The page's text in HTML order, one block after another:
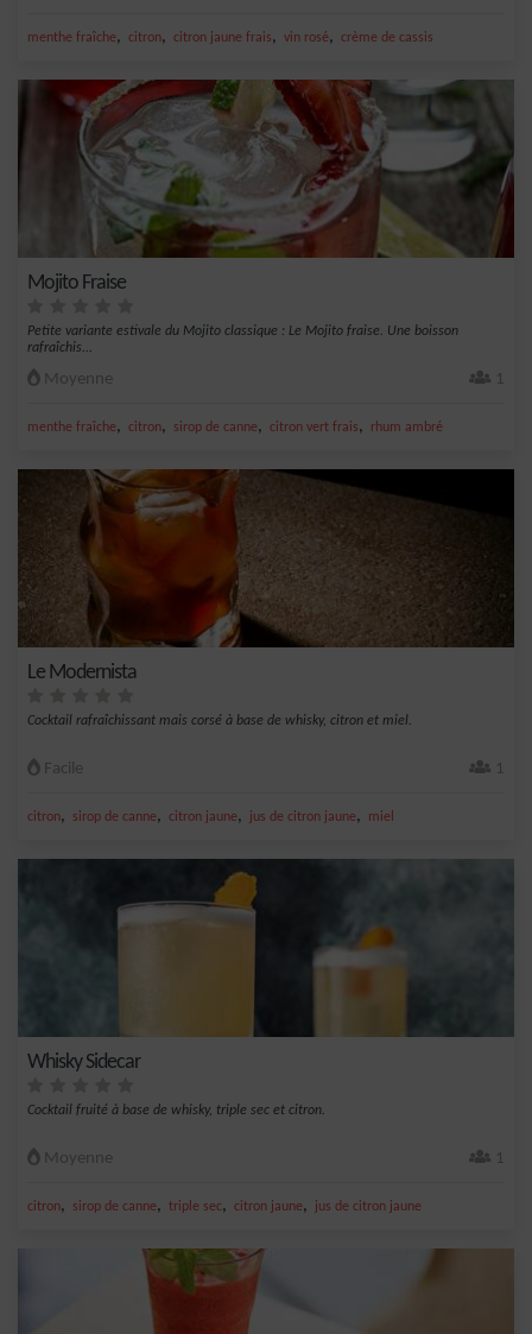
menthe fraîche, citron, citron jaune frais, vin rosé, crème de cassis
Mojito Fraise
Petite variante estivale du Mojito classique : Le Mojito fraise. Une boisson
rafraîchis...
Moyenne 1
menthe fraîche, citron, sirop de canne, citron vert frais, rhum ambré
Le Modernista
Cocktail rafraîchissant mais corsé à base de whisky, citron et miel.
Facile 1
citron, sirop de canne, citron jaune, jus de citron jaune, miel
Whisky Sidecar
Cocktail fruité à base de whisky, triple sec et citron.
Moyenne 1
citron, sirop de canne, triple sec, citron jaune, jus de citron jaune